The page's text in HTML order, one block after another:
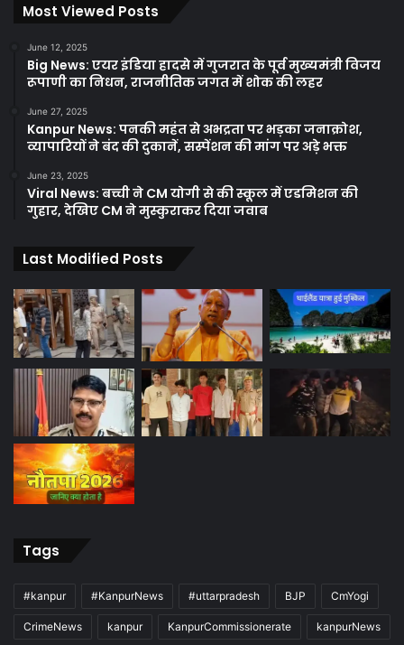
Most Viewed Posts
June 12, 2025
Big News: एयर इंडिया हादसे में गुजरात के पूर्व मुख्यमंत्री विजय
रूपाणी का निधन, राजनीतिक जगत में शोक की लहर
June 27, 2025
Kanpur News: पनकी महंत से अभद्रता पर भड़का जनाक्रोश,
व्यापारियों ने बंद की दुकानें, सस्पेंशन की मांग पर अड़े भक्त
June 23, 2025
Viral News: बच्ची ने CM योगी से की स्कूल में एडमिशन की
गुहार, देखिए CM ने मुस्कुराकर दिया जवाब
Last Modified Posts
Tags
#kanpur #KanpurNews #uttarpradesh BJP CmYogi
CrimeNews kanpur KanpurCommissionerate kanpurNews